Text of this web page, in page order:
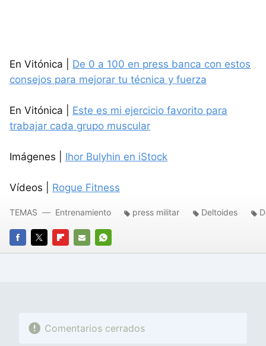
En Vitónica | De 0 a 100 en press banca con estos
consejos para mejorar tu técnica y fuerza
En Vitónica | Este es mi ejercicio favorito para
trabajar cada grupo muscular
Imágenes | Ihor Bulyhin en iStock
Vídeos | Rogue Fitness
FACEBOOK
TWITTERFLIPBOARD
E-
WHATSAPP
TEMAS Entrenamiento press militar Deltoides
Comentarios cerrados